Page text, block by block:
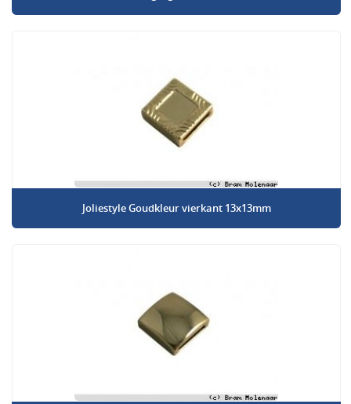
Joliestyle Goudkleur vierkant 13x13mm